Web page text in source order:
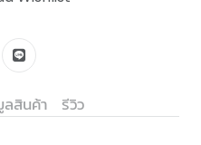
สินค้า รีวิว